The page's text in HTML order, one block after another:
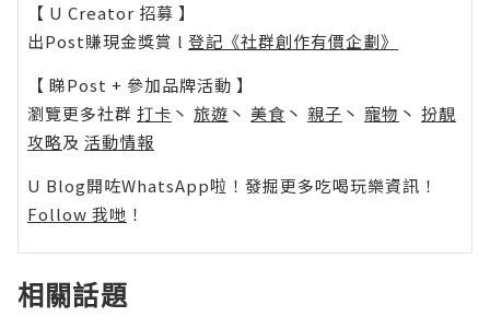
【 U Creator 招募 】
出Post賺現金獎賞 l 登記《社群創作有價企劃》
【 睇Post + 參加品牌活動 】
瀏覽更多社群 打卡 丶 旅遊 丶 美食 丶 親子 丶 寵物 丶 扮靚
攻略及 活動情報
U Blog開咗WhatsApp啦！發掘更多吃喝玩樂資訊！
Follow 我哋 ！
相關話題